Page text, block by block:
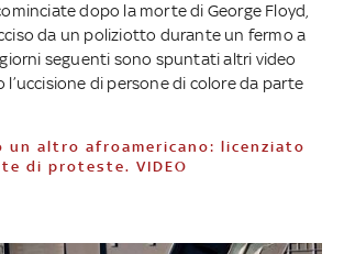
dopo la morte di George Floyd,
da un poliziotto durante un fermo a
seguenti sono spuntati altri video
di persone di colore da parte
di proteste. VIDEO